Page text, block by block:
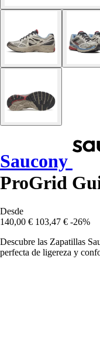
Saucony
ProGrid
Desde
140,00 € 103,47 € -26%
Descubre las Zapatillas
perfecta de ligereza y